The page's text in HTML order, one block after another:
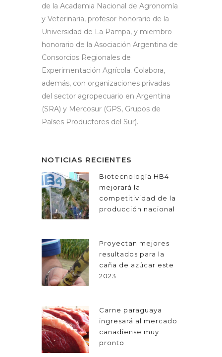
de la Academia Nacional de Agronomía
y Veterinaria, profesor honorario de la
Universidad de La Pampa, y miembro
honorario de la Asociación Argentina de
Consorcios Regionales de
Experimentación Agrícola. Colabora,
además, con organizaciones privadas
del sector agropecuario en Argentina
(SRA) y Mercosur (GPS, Grupos de
Países Productores del Sur).
NOTICIAS RECIENTES
Biotecnología HB4
mejorará la
competitividad de la
producción nacional
Proyectan mejores
resultados para la
caña de azúcar este
2023
Carne paraguaya
ingresará al mercado
canadiense muy
pronto